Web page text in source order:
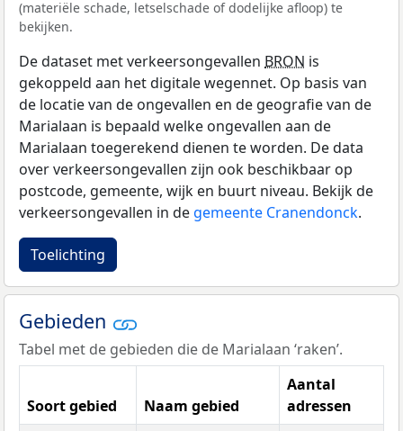
(materiële schade, letselschade of dodelijke afloop) te
bekijken.
De dataset met verkeersongevallen BRON is
gekoppeld aan het digitale wegennet. Op basis van
de locatie van de ongevallen en de geografie van de
Marialaan is bepaald welke ongevallen aan de
Marialaan toegerekend dienen te worden. De data
over verkeersongevallen zijn ook beschikbaar op
postcode, gemeente, wijk en buurt niveau. Bekijk de
verkeersongevallen in de gemeente Cranendonck.
Toelichting
Gebieden
Tabel met de gebieden die de Marialaan ‘raken’.
Soort gebied Naam gebied
Aantal
adressen